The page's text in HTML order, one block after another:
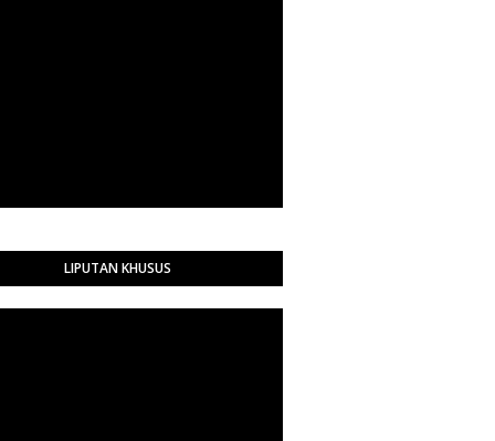
LIPUTAN KHUSUS